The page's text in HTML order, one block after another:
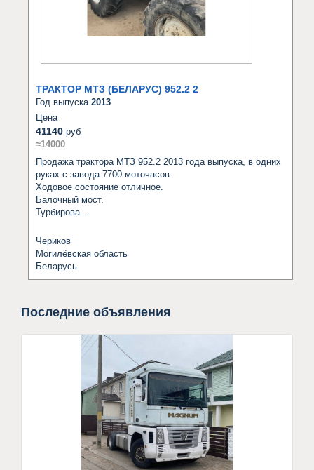
ТРАКТОР МТЗ (БЕЛАРУС) 952.2 2
Год выпуска 2013
Цена
41140 руб
≈14000
Продажа трактора МТЗ 952.2 2013 года выпуска, в одних
руках с завода 7700 моточасов.
Ходовое состояние отличное.
Балочный мост.
Турбирова...
Чериков
Могилёвская область
Беларусь
Последние объявления